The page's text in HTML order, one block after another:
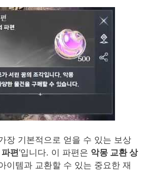
장 기본적으로 얻을 수 있는 보상
편‘입니다. 이 파편은 악몽 교환 상
이템과 교환할 수 있는 중요한 재